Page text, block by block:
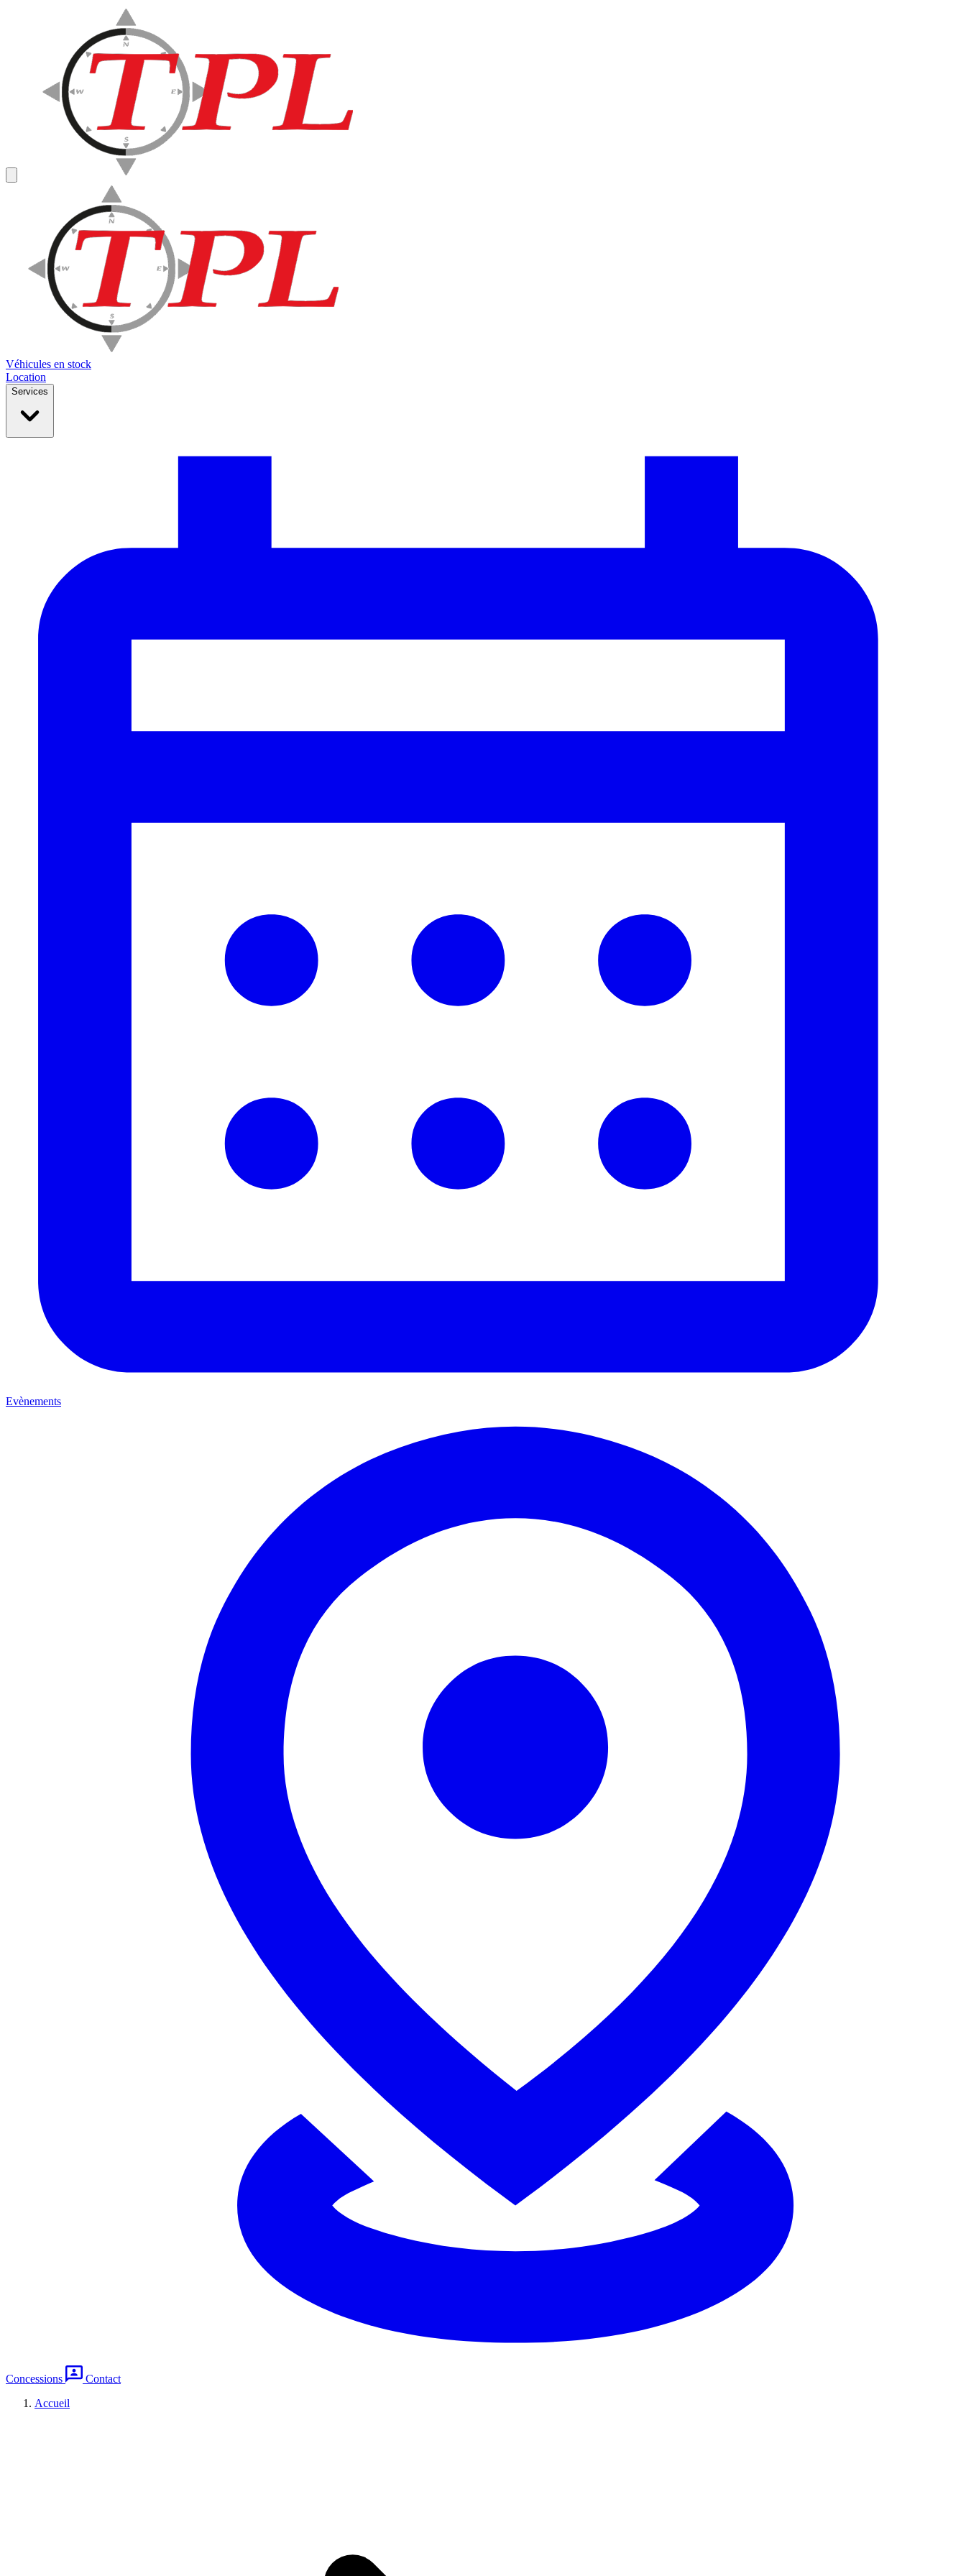
Véhicules en stock
Location
Services
Evènements
Concessions
Contact
Accueil